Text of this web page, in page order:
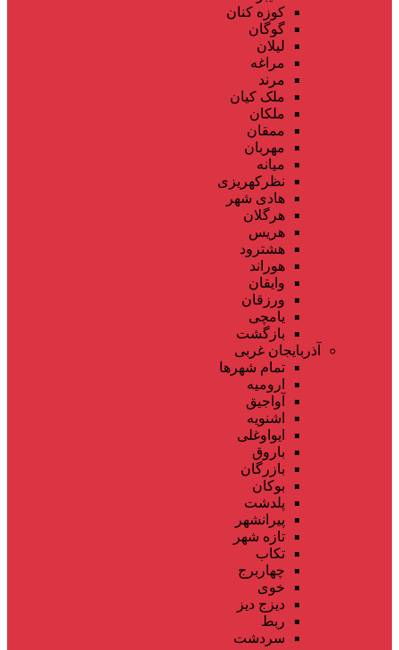
کوزه کنان
گوگان
لیلان
مراغه
مرند
ملک کیان
ملکان
ممقان
مهربان
میانه
نظرکهریزی
هادی شهر
هرگلان
هریس
هشترود
هوراند
وایقان
ورزقان
یامچی
بازگشت
آذربایجان غربی
تمام شهر‌ها
ارومیه
آواجیق
اشنویه
ایواوغلی
باروق
بازرگان
بوکان
پلدشت
پیرانشهر
تازه شهر
تکاب
چهاربرج
خوی
دیزج دیز
ربط
سردشت